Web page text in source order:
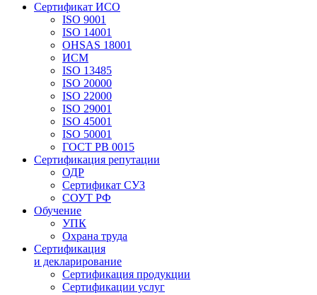
Сертификат ИСО
ISO 9001
ISO 14001
OHSAS 18001
ИСМ
ISO 13485
ISO 20000
ISO 22000
ISO 29001
ISO 45001
ISO 50001
ГОСТ РВ 0015
Сертификация репутации
ОДР
Сертификат СУЗ
СОУТ РФ
Обучение
УПК
Охрана труда
Сертификация
и декларирование
Сертификация продукции
Сертификации услуг